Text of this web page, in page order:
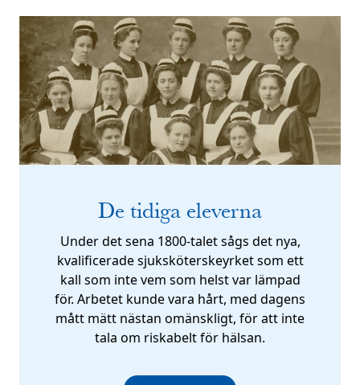
De tidiga eleverna
Under det sena 1800-talet sågs det nya,
kvalificerade sjuksköterskeyrket som ett
kall som inte vem som helst var lämpad
för. Arbetet kunde vara hårt, med dagens
mått mätt nästan omänskligt, för att inte
tala om riskabelt för hälsan.